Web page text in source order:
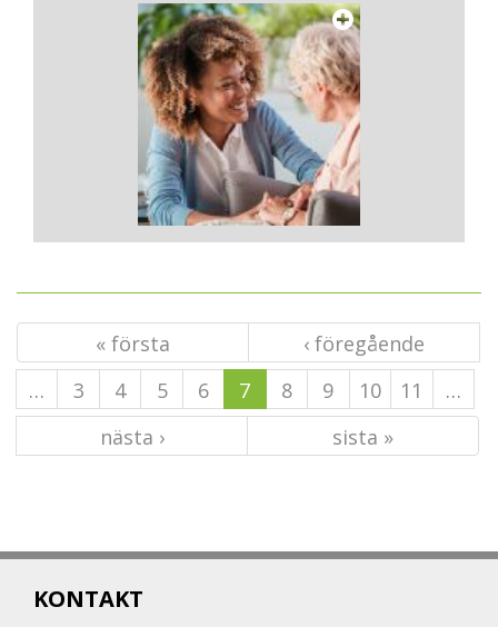
« första
‹ föregående
…
3 4 5 6 7 8 9 10 11
…
nästa ›
sista »
KONTAKT